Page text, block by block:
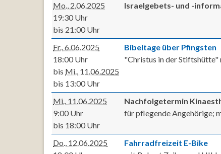
Mo., 2.06.2025
19:30 Uhr
bis 21:00 Uhr
Israelgebets- und -
Fr., 6.06.2025
18:00 Uhr
bis Mi., 11.06.2025
bis 13:00 Uhr
Bibeltage über Pfingsten
"Christus in der
Mi., 11.06.2025
9:00 Uhr
bis 18:00 Uhr
Nachfolgetermin
für pflegende Angehörige;
Do., 12.06.2025
Fahrradfreizeit E-Bike